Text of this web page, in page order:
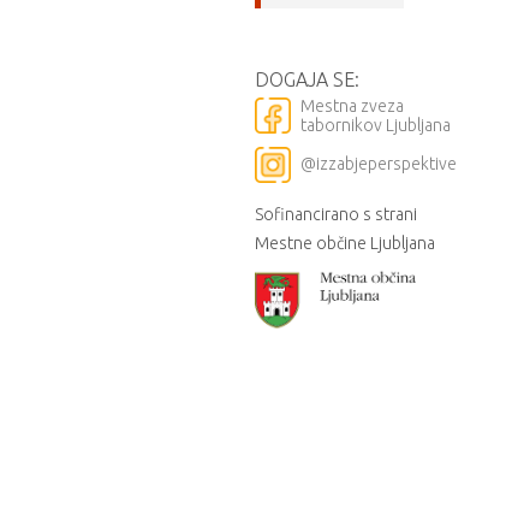
DOGAJA SE:
Mestna zveza
tabornikov Ljubljana
@izzabjeperspektive
Sofinancirano s strani
Mestne občine Ljubljana